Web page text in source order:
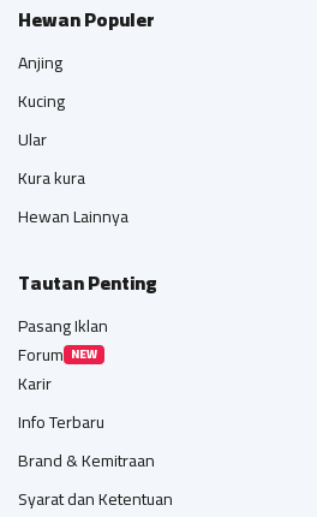
Hewan Populer
Anjing
Kucing
Ular
Kura kura
Hewan Lainnya
Tautan Penting
Pasang Iklan
Forum NEW
Karir
Info Terbaru
Brand & Kemitraan
Syarat dan Ketentuan